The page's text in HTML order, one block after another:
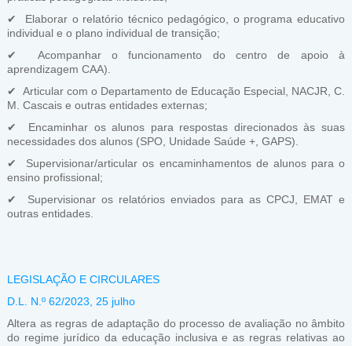
✔ Elaborar o relatório técnico pedagógico, o programa educativo
individual e o plano individual de transição;
✔ Acompanhar o funcionamento do centro de apoio à
aprendizagem CAA).
✔ Articular com o Departamento de Educação Especial, NACJR, C.
M. Cascais e outras entidades externas;
✔ Encaminhar os alunos para respostas direcionados às suas
necessidades dos alunos (SPO, Unidade Saúde +, GAPS).
✔ Supervisionar/articular os encaminhamentos de alunos para o
ensino profissional;
✔ Supervisionar os relatórios enviados para as CPCJ, EMAT e
outras entidades.
LEGISLAÇÃO E CIRCULARES
D.L. N.º 62/2023, 25 julho
Altera as regras de adaptação do processo de avaliação no âmbito
do regime jurídico da educação inclusiva e as regras relativas ao